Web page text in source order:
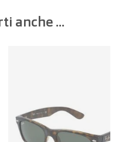
39 mm
anche ...